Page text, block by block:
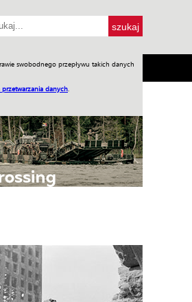
swobodnego przepływu takich danych
przetwarzania danych
Praca w WIW